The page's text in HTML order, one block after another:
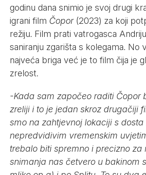
godinu dana snimio je svoj drugi
igrani film Čopor(2023) za koji
režiju. Film prati vatrogasca
saniranju zgarišta s kolegama. No
najveća briga već je to film čija je
zrelost.
-Kada sam započeo raditi Čopor
zreliji i to je jedan skroz drugačiji
smo na zahtjevnoj lokaciji s dosta
nepredvidivim vremenskim
trebalo biti spremno i precizno za
snimanja nas četvero u bakinom